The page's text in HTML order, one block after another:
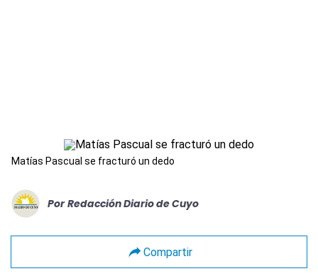
Matías Pascual se fracturó un dedo
Por Redacción Diario de Cuyo
Compartir